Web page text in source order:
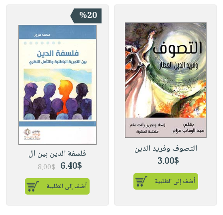
التصوف وفريد الدين
3.00$
أضف إلى الطلبية
%20
فلسفة الدين بين ال
6.40$
8.00$
أضف إلى الطلبية